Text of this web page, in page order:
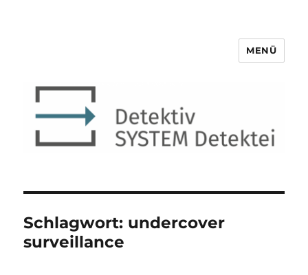
Detektiv SYSTEM Detektei ®
MENÜ
Schlagwort: undercover
surveillance